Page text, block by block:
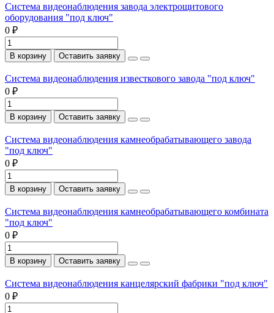
Система видеонаблюдения завода электрощитового
оборудования "под ключ"
0 ₽
В корзину Оставить заявку
Система видеонаблюдения известкового завода "под ключ"
0 ₽
В корзину Оставить заявку
Система видеонаблюдения камнеобрабатывающего завода
"под ключ"
0 ₽
В корзину Оставить заявку
Система видеонаблюдения камнеобрабатывающего комбината
"под ключ"
0 ₽
В корзину Оставить заявку
Система видеонаблюдения канцелярский фабрики "под ключ"
0 ₽